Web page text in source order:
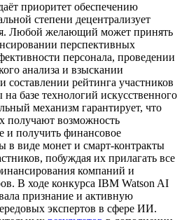
приоритет обеспечению
степени децентрализует
Любой желающий может принять
перспективных
персонала, проведении
анализа и взыскании
рейтинга участников
базе технологий искусственного
механизм гарантирует, что
получают возможность
и получить финансовое
в виде монет и смарт-контракты
побуждая их прилагать все
компаний и
В ходе конкурса IBM Watson AI
признание и активную
экспертов в сфере ИИ.